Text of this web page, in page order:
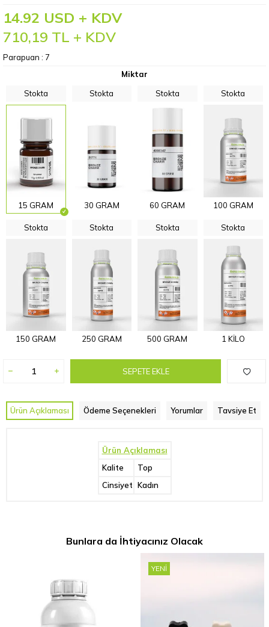
14.92 USD + KDV
710,19 TL + KDV
Parapuan : 7
Miktar
Stokta
15 GRAM
Stokta
30 GRAM
Stokta
60 GRAM
Stokta
100 GRAM
Stokta
150 GRAM
Stokta
250 GRAM
Stokta
500 GRAM
Stokta
1 KİLO
SEPETE EKLE
Ürün Açıklaması Ödeme Seçenekleri Yorumlar Tavsiye Et
Ürün Açıklaması
Kalite
Top
Cinsiyet Kadın
Bunlara da İhtiyacınız Olacak
YENI